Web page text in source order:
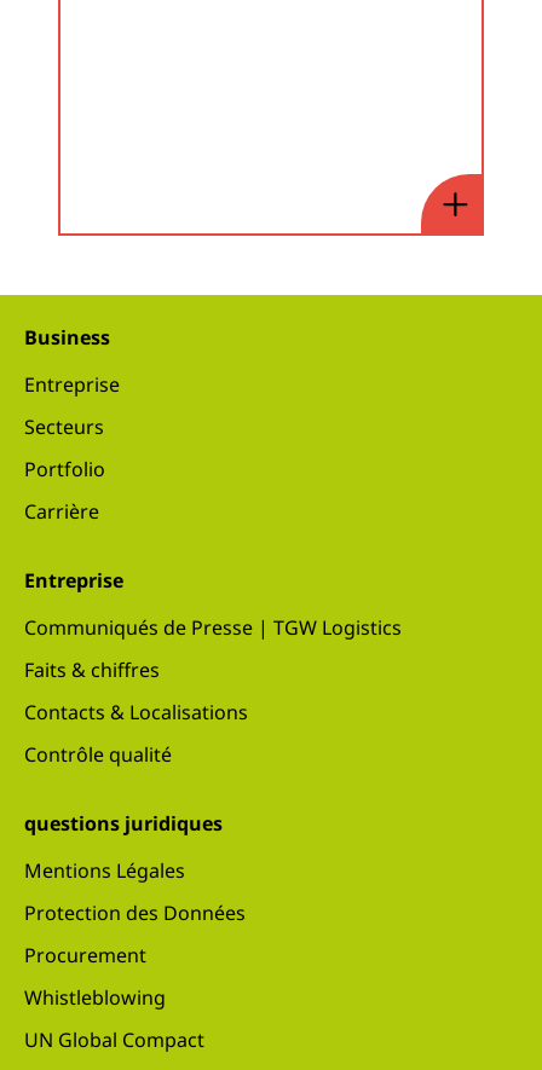
Business
Entreprise
Secteurs
Portfolio
Carrière
Entreprise
Communiqués de Presse | TGW Logistics
Faits & chiffres
Contacts & Localisations
Contrôle qualité
questions juridiques
Mentions Légales
Protection des Données
Procurement
Whistleblowing
UN Global Compact